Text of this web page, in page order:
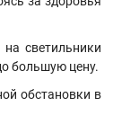
светильники
большую цену.
обстановки в